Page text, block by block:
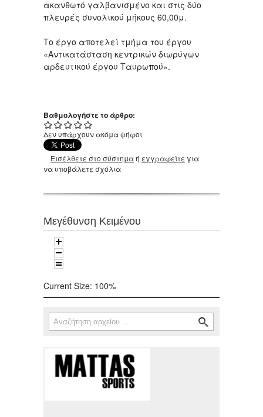
ακανθωτό γαλβανισμένο και στις δύο
πλευρές συνολικού μήκους 60,00μ.
Το έργο αποτελεί τμήμα του έργου
«Αντικατάσταση κεντρικών διωρύγων
αρδευτικού έργου Ταυρωπού».
Βαθμολογήστε το άρθρο:
Δεν υπάρχουν ακόμα ψήφοι
Εισέλθετε στο σύστημαή εγγραφείτε για
να υποβάλετε σχόλια
Μεγέθυνση Κειμένου
Current Size: 100%
Φόρμα αναζήτησης
Αναζήτηση